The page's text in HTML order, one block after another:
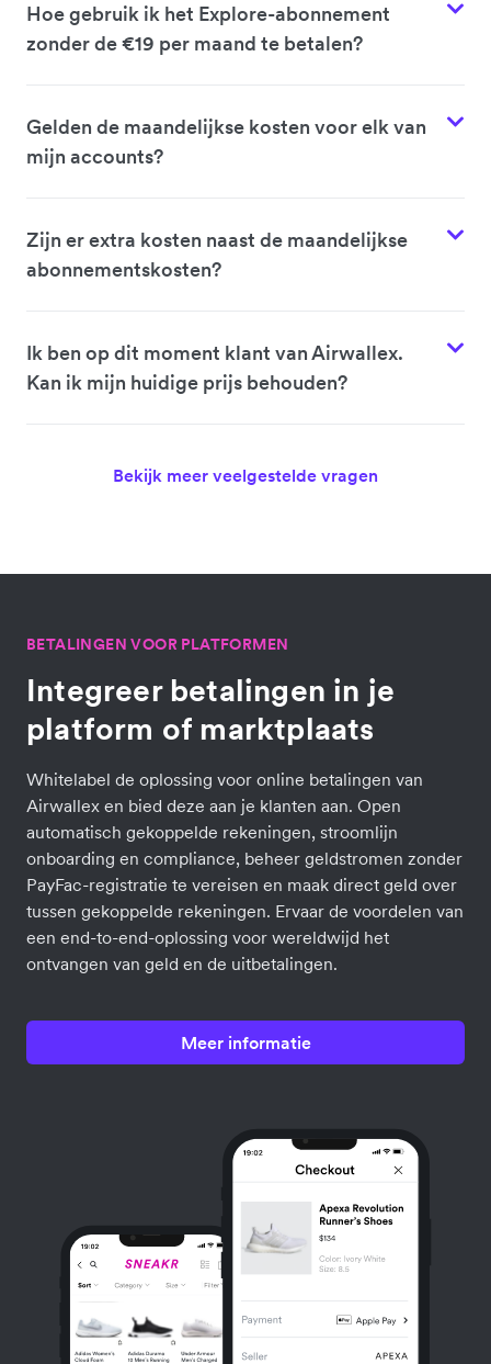
Hoe gebruik ik het Explore-abonnement
zonder de €19 per maand te betalen?
Gelden de maandelijkse kosten voor elk van
mijn accounts?
Zijn er extra kosten naast de maandelijkse
abonnementskosten?
Ik ben op dit moment klant van Airwallex.
Kan ik mijn huidige prijs behouden?
Bekijk meer veelgestelde vragen
BETALINGEN VOOR PLATFORMEN
Integreer betalingen in je
platform of marktplaats
Whitelabel de oplossing voor online betalingen van
Airwallex en bied deze aan je klanten aan. Open
automatisch gekoppelde rekeningen, stroomlijn
onboarding en compliance, beheer geldstromen zonder
PayFac-registratie te vereisen en maak direct geld over
tussen gekoppelde rekeningen. Ervaar de voordelen van
een end-to-end-oplossing voor wereldwijd het
ontvangen van geld en de uitbetalingen.
Meer informatie